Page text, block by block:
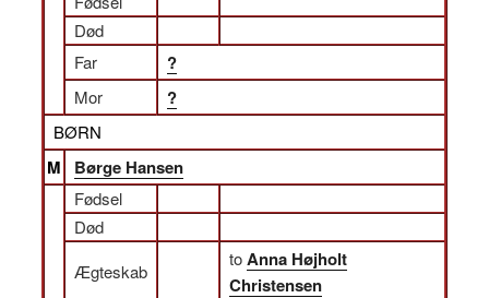
Død
Far
?
Mor ?
BØRN
M Børge Hansen
Fødsel
Død
Ægteskab
toAnna Højholt
Christensen